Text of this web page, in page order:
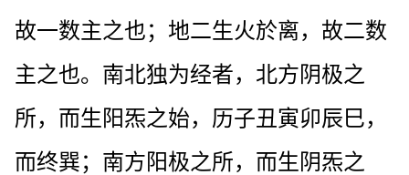
故一数主之也；地二生火於离，故二数
主之也。南北独为经者，北方阴极之
所，而生阳炁之始，历子丑寅卯辰巳，
而终巽；南方阳极之所，而生阴炁之